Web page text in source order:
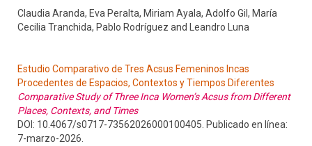
Claudia Aranda, Eva Peralta, Miriam Ayala, Adolfo Gil, María
Cecilia Tranchida, Pablo Rodríguez and Leandro Luna
Estudio Comparativo de Tres Acsus Femeninos Incas
Procedentes de Espacios, Contextos y Tiempos Diferentes
Comparative Study of Three Inca Women’s Acsus from Different
Places, Contexts, and Times
DOI: 10.4067/s0717-73562026000100405. Publicado en línea:
7-marzo-2026.